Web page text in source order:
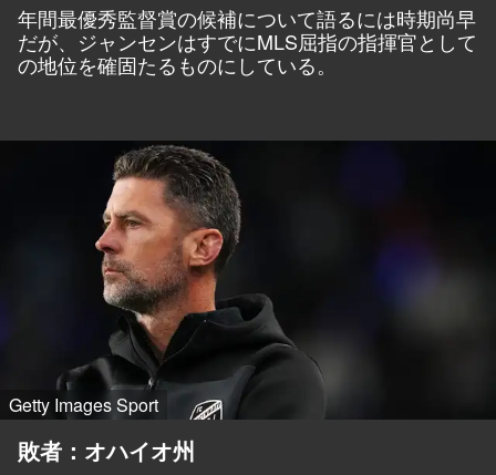
年間最優秀監督賞の候補について語るには時期尚早
だが、ジャンセンはすでにMLS屈指の指揮官として
の地位を確固たるものにしている。
Getty Images Sport
敗者：オハイオ州